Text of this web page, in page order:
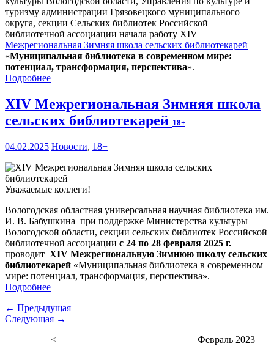
туризму администрации Грязовецкого муниципального
округа, секции Сельских библиотек Российской
библиотечной ассоциации начала работу XIV
Межрегиональная Зимняя школа сельских библиотекарей
«Муниципальная библиотека в современном мире:
потенциал, трансформация, перспектива».
Подробнее
XIV Межрегиональная Зимняя школа
сельских библиотекарей 18+
04.02.2025 Новости, 18+
Уважаемые коллеги!
Вологодская областная универсальная научная библиотека им.
И. В. Бабушкина при поддержке Министерства культуры
Вологодской области, секции сельских библиотек Российской
библиотечной ассоциации с 24 по 28 февраля 2025 г.
проводит XIV Межрегиональную Зимнюю школу сельских
библиотекарей «Муниципальная библиотека в современном
мире: потенциал, трансформация, перспектива».
Подробнее
← Предыдущая
Следующая →
<
Февраль 2023